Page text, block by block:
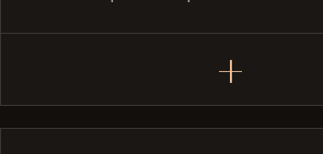
+